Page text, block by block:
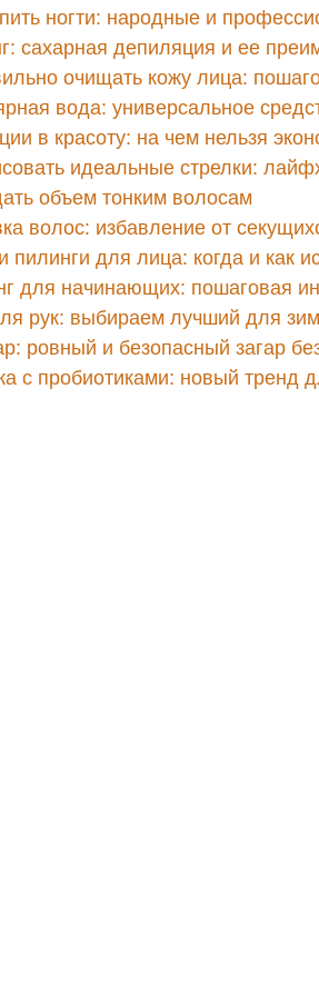
ногти: народные и
сахарная депиляция и ее
очищать кожу лица:
вода: универсальное
в красоту: на чем нельзя
идеальные стрелки:
объем тонким волосам
волос: избавление от
пилинги для лица: когда и как
для начинающих: пошаговая
рук: выбираем лучший для
ровный и безопасный загар
с пробиотиками: новый тренд